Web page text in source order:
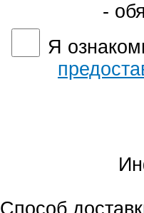
-
Я
Способ